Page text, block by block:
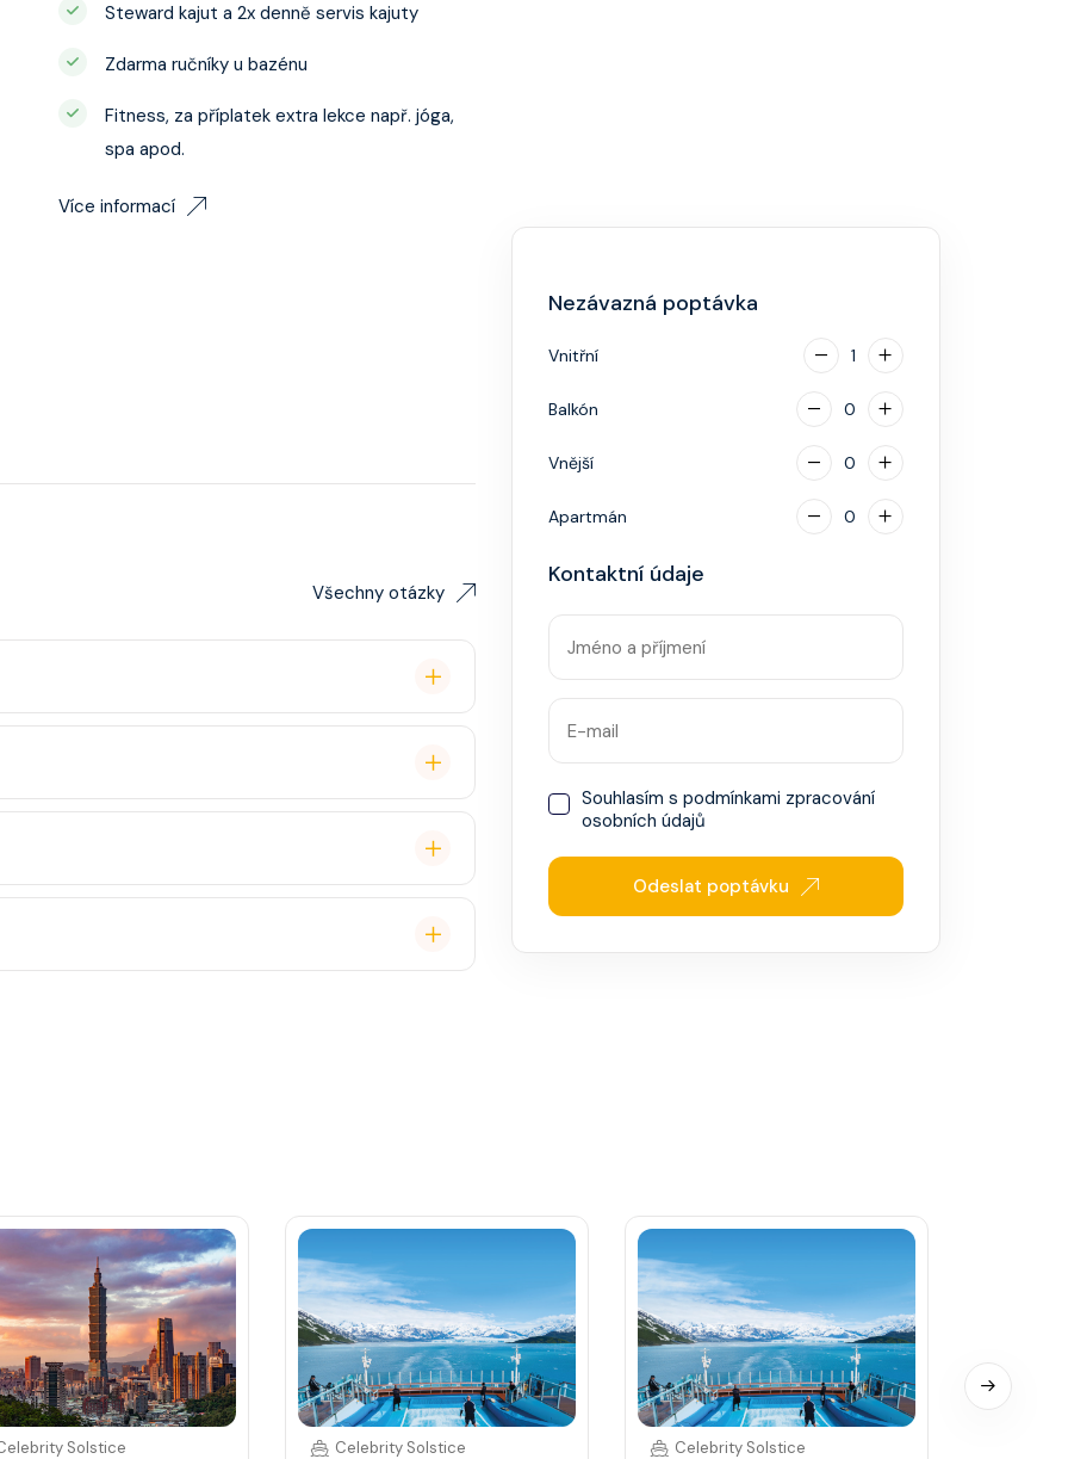
Steward kajut a 2x denně servis kajuty
Zdarma ručníky u bazénu
Fitness, za příplatek extra lekce např. jóga,
spa apod.
Více informací
Všechny otázky
Nezávazná poptávka
Vnitřní 1
Balkón 0
Vnější 0
Apartmán 0
Kontaktní údaje
Souhlasím spodmínkami zpracování
osobních údajů
Odeslat poptávku
Solstice Celebrity Solstice Celebrity Solstice